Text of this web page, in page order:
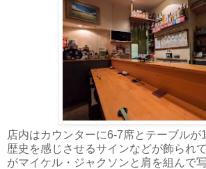
店内はカウンターに6-7席とテーブルが
歴史を感じさせるサインなどが飾られ
がマイケル・ジャクソンと肩を組んで